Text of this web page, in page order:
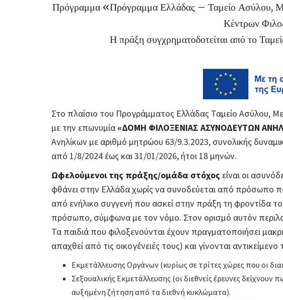
Πρόγραμμα «Πρόγραμμα Ελλάδας – Ταμείο Ασύλου,
Κέντρων
Η πράξη συγχρηματοδοτείται από το
Στο πλαίσιο του Προγράμματος Ελλάδας Ταμείο Ασύλου,
με την επωνυμία«ΔΟΜΗ ΦΙΛΟΞΕΝΙΑΣ ΑΣΥΝΟΔΕΥΤΩΝ
Ανηλίκων με αριθμό μητρώου 63/9.3.2023, συνολικής
από 1/8/2024 έως και 31/01/2026, ήτοι 18 μηνών.
Ωφελούμενοι της πράξης/ομάδα στόχος είναι οι
φθάνει στην Ελλάδα χωρίς να συνοδεύεται από πρόσωπο
από ενήλικο συγγενή που ασκεί στην πράξη τη φροντίδα
πρόσωπο, σύμφωνα με τον νόμο. Στον ορισμό αυτόν
Τα παιδιά που φιλοξενούνται έχουν πραγματοποιήσει
απαχθεί από τις οικογένειές τους) και γίνονται
Εκμετάλλευσης Οργάνων (κυρίως σε τρίτες χώρες που οι
Σεξουαλικής Εκμετάλλευσης (οι διεθνείς έρευνες
αυξημένη ζήτηση από τα διεθνή κυκλώματα).